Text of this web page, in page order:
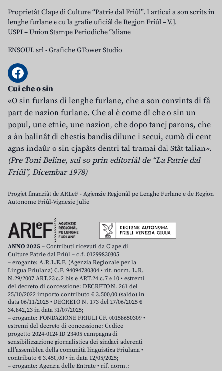
Proprietât Clape di Culture “Patrie dal Friûl”. I articui a son scrits in
lenghe furlane e cu la grafie uficiâl de Regjon Friûl – V.J.
USPI – Union Stampe Periodiche Taliane
ENSOUL srl-Grafiche GTower Studio
Cui che o sin
«O sin furlans di lenghe furlane, che a son convints di fâ
part de nazion furlane. Che al è come dî che o sin un
popul, une etnie, une nazion, che dopo tancj parons, che
a àn balinât di chestis bandis dilunc i secui, cumò di cent
agns indaûr o sin cjapâts dentri tal tramai dal Stât talian».
(Pre Toni Beline, sul so prin editoriâl de “La Patrie dal
Friûl”, Dicembar 1978)
Progjet finanziât de ARLeF - Agjenzie Regjonâl pe Lenghe Furlane e de Regjon
Autonome Friûl-Vignesie Julie
ANNO 2025 – Contributi ricevuti da Clape di
Culture Patrie dal Friûl – c.f. 01299830305
– erogante: A.R.L.E.F. (Agenzia Regionale per la
Lingua Friulana) C.F. 94094780304 • rif. norm. L.R.
N.29/2007 ART.23 c.2 bis e ART.24 c.7 e 10 • estremi
del decreto di concessione: DECRETO N. 261 del
25/10/2022 importo contributo € 3.500,00 (saldo) in
data 06/11/2025 • DECRETO N. 173 del 27/06/2025 €
34.842,23 in data 31/07/2025;
– erogante: FONDAZIONE FRIULI CF. 00158650309 •
estremi del decreto di concessione: Codice
progetto 2024-0124 ID 23405 campagna di
sensibilizzazione giornalistica dei sindaci aderenti
all’assemblea della comunità linguistica Friulana •
contributo € 3.450,00 • in data 12/05/2025;
– erogante: Agenzia delle Entrate • rif. norm.: